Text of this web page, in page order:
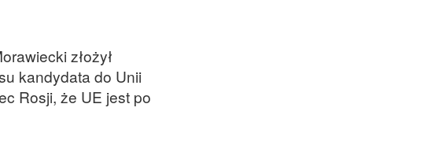
złożył
kandydata do Unii
Rosji, że UE jest po